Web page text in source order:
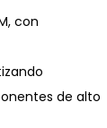
con
de alto